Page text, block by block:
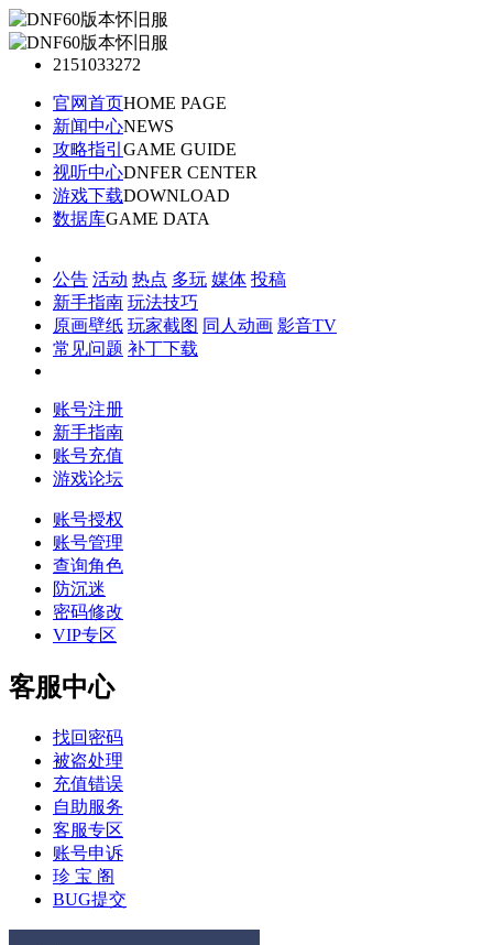
2151033272
官网首页HOME PAGE
新闻中心NEWS
攻略指引 GAME GUIDE
视听中心DNFER CENTER
游戏下载DOWNLOAD
数据库GAME DATA
公告 活动 热点 多玩 媒体 投稿
新手指南 玩法技巧
原画壁纸 玩家截图 同人动画 影音TV
常见问题 补丁下载
账号注册
新手指南
账号充值
游戏论坛
账号授权
账号管理
查询角色
防沉迷
密码修改
VIP专区
客服中心
找回密码
被盗处理
充值错误
自助服务
客服专区
账号申诉
珍 宝 阁
BUG提交